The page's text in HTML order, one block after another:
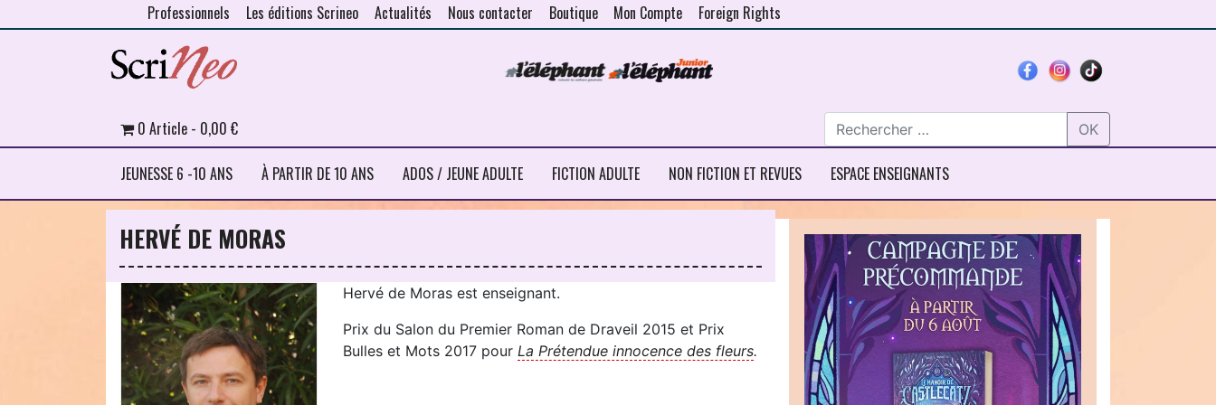
Professionnels Les éditions Scrineo Actualités Nous contacter Boutique Mon Compte Foreign Rights
OK
JEUNESSE 6 -10 ANS À PARTIR DE 10 ANS ADOS / JEUNE ADULTE FICTION ADULTE NON FICTION ET REVUES ESPACE ENSEIGNANTS
0 Article 0,00 €
HERVÉ DE MORAS
Hervé de Moras est enseignant.
Prix du Salon du Premier Roman de Draveil 2015 et Prix
Bulles et Mots 2017 pour La Prétendue innocence des fleurs.